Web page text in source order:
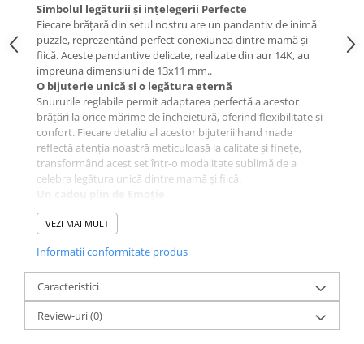
Simbolul legăturii și ințelegerii Perfecte
Fiecare brățară din setul nostru are un pandantiv de inimă
puzzle, reprezentând perfect conexiunea dintre mamă și
fiică. Aceste pandantive delicate, realizate din aur 14K, au
impreuna dimensiuni de 13x11 mm..
O bijuterie unică si o legătura eternă
Snururile reglabile permit adaptarea perfectă a acestor
brățări la orice mărime de încheietură, oferind flexibilitate și
confort. Fiecare detaliu al acestor bijuterii hand made
reflectă atenția noastră meticuloasă la calitate și finețe,
transformând acest set într-o modalitate sublimă de a
celebra legătura unică dintre mamă și fiică.
Acest set de două brățări - Inimă puzzle - Siluete Mama Fiică
reprezintă alegerea perfectă pentru a celebra legătura
ca un cadou deosebit de Ziua Mamei, de ziua de naștere sau
în orice alt moment semnificativ, această bijuterie va
transmite emoții profunde.
Oferiți și trăiți această legătură deosebită într-un mod care
să vă amintească mereu de dragostea și înțelegerea
profundă pe care o împărtășiți.
VEZI MAI MULT
Informatii conformitate produs
Caracteristici
Review-uri(0)